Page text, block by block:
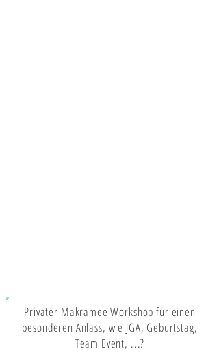
Privater Makramee Workshop für einen
besonderen Anlass, wie JGA, Geburtstag,
Team Event, ...?